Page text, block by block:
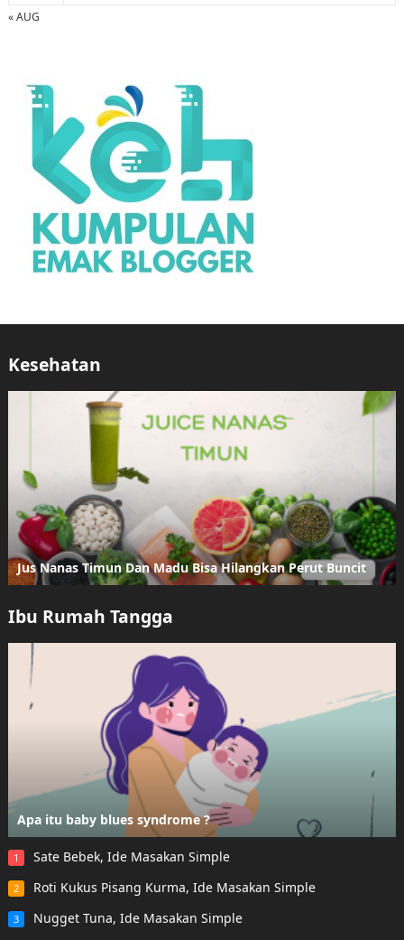
« AUG
Kesehatan
Jus Nanas Timun Dan Madu Bisa Hilangkan Perut Buncit
Ibu Rumah Tangga
Apa itu baby blues syndrome ?
1 Sate Bebek, Ide Masakan Simple
2 Roti Kukus Pisang Kurma, Ide Masakan Simple
3 Nugget Tuna, Ide Masakan Simple